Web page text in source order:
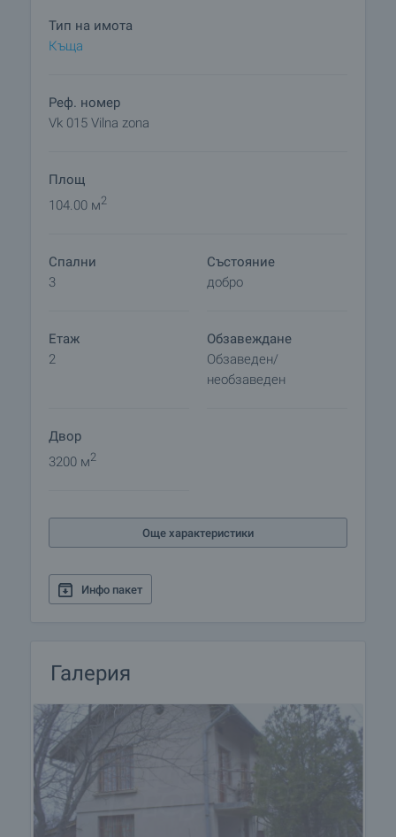
Тип на имота
Къща
Реф. номер
Vk 015 Vilna zona
Площ
104.00 м2
Спални
3
Състояние
добро
Етаж
2
Обзавеждане
Обзаведен/
необзаведен
Двор
3200 м2
Още характеристики
Инфо пакет
Галерия